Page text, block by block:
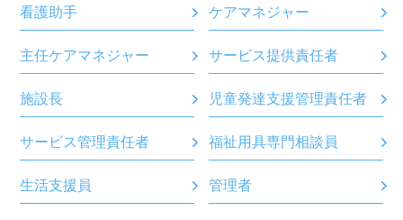
看護助手 ケアマネジャー
主任ケアマネジャー サービス提供責任者
施設長 児童発達支援管理責任者
サービス管理責任者 福祉用具専門相談員
生活支援員 管理者